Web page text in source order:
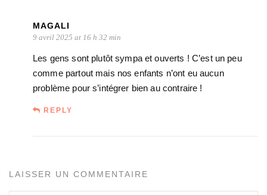
MAGALI
9 avril 2025 at 16 h 32 min
Les gens sont plutôt sympa et ouverts ! C’est un peu
comme partout mais nos enfants n’ont eu aucun
problème pour s’intégrer bien au contraire !
REPLY
LAISSER UN COMMENTAIRE